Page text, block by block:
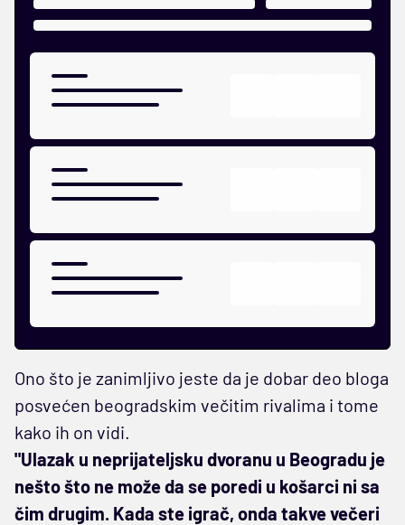
Ono što je zanimljivo jeste da je dobar deo bloga
posvećen beogradskim večitim rivalima i tome
kako ih on vidi.
"Ulazak u neprijateljsku dvoranu u Beogradu je
nešto što ne može da se poredi u košarci ni sa
čim drugim. Kada ste igrač, onda takve večeri